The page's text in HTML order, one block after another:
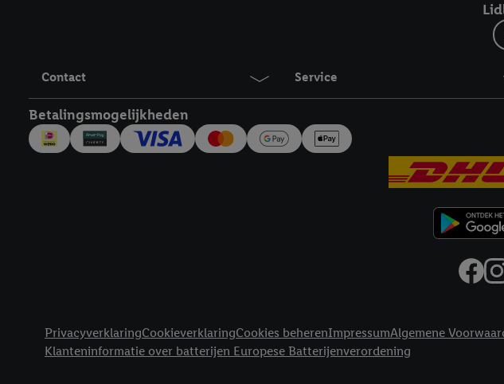
Contact Service
Betalingsmogelijkheden
PrivacyverklaringCookieverklaringCookies beherenImpressumAlgemene
Klanteninformatie over batterijen Europese Batterijenverordening
Door op "Akkoord" te klikken, stem je in met alle
inclusief over de opslagperiode van de gegevens en
over de cookies die wij inzetten.